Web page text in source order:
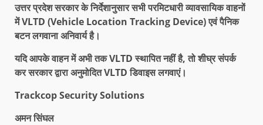
उत्तर प्रदेश सरकार के निर्देशानुसार सभी परमिटधारी व्यावसायिक वाहनों
मेंVLTD (Vehicle Location Tracking Device)एवं पैनिक
बटन लगवाना अनिवार्य है।
यदि आपके वाहन में अभी तकVLTDस्थापित नहीं है,तो शीघ्र संपर्क
कर सरकार द्वारा अनुमोदितVLTDडिवाइस लगवाएं।
Trackcop Security Solutions
अमन सिंघल